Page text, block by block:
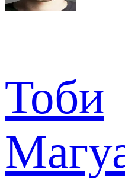
Тоби